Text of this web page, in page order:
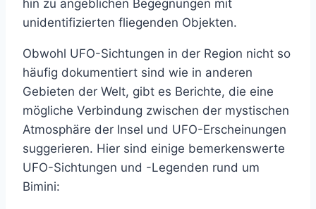
hin zu angeblichen Begegnungen mit
unidentifizierten fliegenden Objekten.
Obwohl UFO-Sichtungen in der Region nicht so
häufig dokumentiert sind wie in anderen
Gebieten der Welt, gibt es Berichte, die eine
mögliche Verbindung zwischen der mystischen
Atmosphäre der Insel und UFO-Erscheinungen
suggerieren. Hier sind einige bemerkenswerte
UFO-Sichtungen und -Legenden rund um
Bimini: